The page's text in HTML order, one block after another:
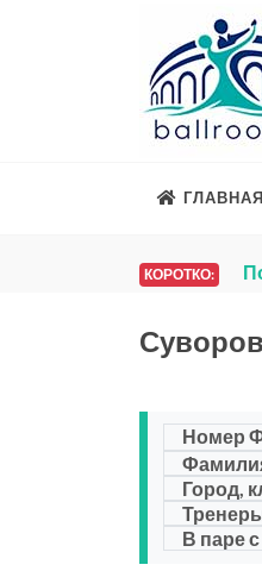
ГЛАВНАЯ
КОРОТКО:
Номер
Город,
В паре с